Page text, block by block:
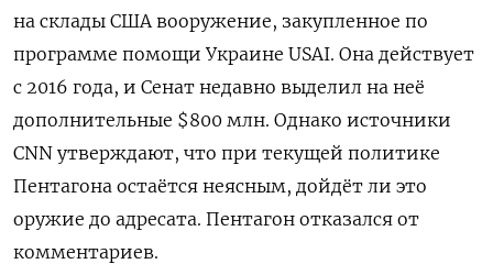
на склады США вооружение, закупленное по
программе помощи Украине USAI. Она действует
с 2016 года, и Сенат недавно выделил на неё
дополнительные $800 млн. Однако источники
CNN утверждают, что при текущей политике
Пентагона остаётся неясным, дойдёт ли это
оружие до адресата. Пентагон отказался от
комментариев.